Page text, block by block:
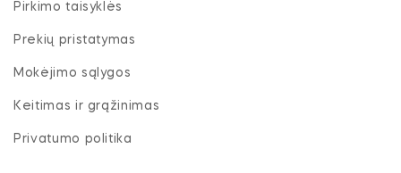
Pirkimo taisyklės
Prekių pristatymas
Mokėjimo sąlygos
Keitimas ir grąžinimas
Privatumo politika